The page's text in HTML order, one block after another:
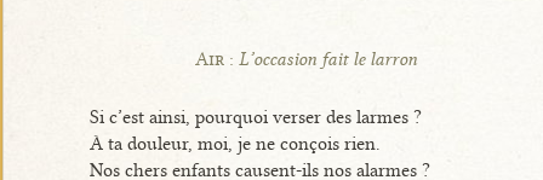
Air :L’occasion fait le larron
Si c’est ainsi, pourquoi verser des larmes ?
À ta douleur, moi, je ne conçois rien.
Nos chers enfants causent-ils nos alarmes ?